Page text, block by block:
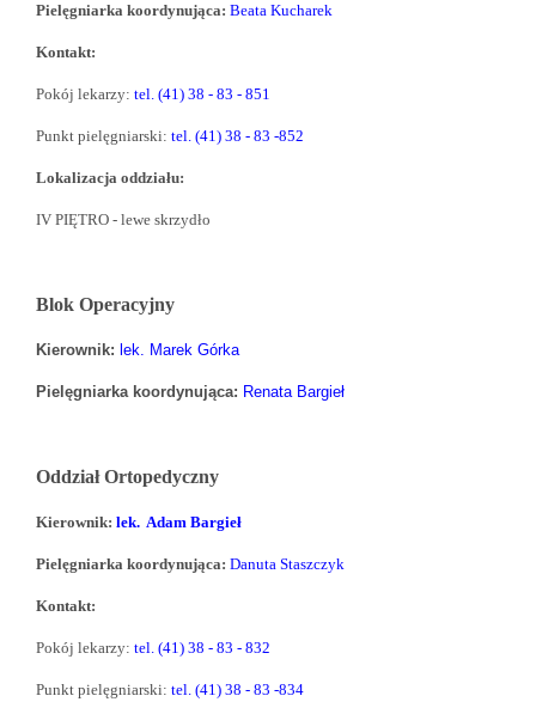
Pielęgniarka koordynująca: Beata Kucharek
Kontakt:
Pokój lekarzy: tel. (41) 38 - 83 - 851
Punkt pielęgniarski: tel. (41) 38 - 83 -852
Lokalizacja oddziału:
IV PIĘTRO - lewe skrzydło
Blok Operacyjny
Kierownik: lek. Marek Górka
Pielęgniarka koordynująca: Renata Bargieł
Oddział Ortopedyczny
Kierownik: lek. Adam Bargieł
Pielęgniarka koordynująca: Danuta Staszczyk
Kontakt:
Pokój lekarzy: tel. (41) 38 - 83 - 832
Punkt pielęgniarski: tel. (41) 38 - 83 -834